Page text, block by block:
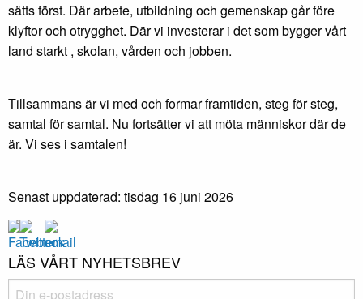
sätts först. Där arbete, utbildning och gemenskap går före
klyftor och otrygghet. Där vi investerar i det som bygger vårt
land starkt , skolan, vården och jobben.
Tillsammans är vi med och formar framtiden, steg för steg,
samtal för samtal. Nu fortsätter vi att möta människor där de
är. Vi ses i samtalen!
Senast uppdaterad: tisdag 16 juni 2026
LÄS VÅRT NYHETSBREV